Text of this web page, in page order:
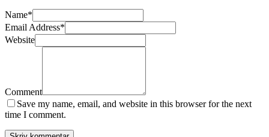
Name*
Email Address*
Website
Comment
Save my name, email, and website in this browser for the next
time I comment.